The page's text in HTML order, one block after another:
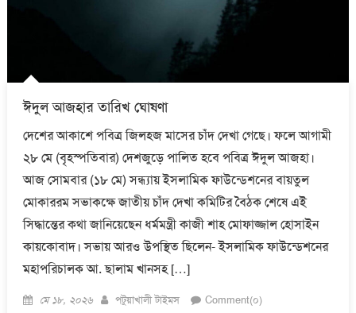
ঈদুল আজহার তারিখ ঘোষণা
দেশের আকাশে পবিত্র জিলহজ মাসের চাঁদ দেখা গেছে। ফলে আগামী
২৮ মে (বৃহস্পতিবার) দেশজুড়ে পালিত হবে পবিত্র ঈদুল আজহা।
আজ সোমবার (১৮ মে) সন্ধ্যায় ইসলামিক ফাউন্ডেশনের বায়তুল
মোকাররম সভাকক্ষে জাতীয় চাঁদ দেখা কমিটির বৈঠক শেষে এই
সিদ্ধান্তের কথা জানিয়েছেন ধর্মমন্ত্রী কাজী শাহ মোফাজ্জাল হোসাইন
কায়কোবাদ। সভায় আরও উপস্থিত ছিলেন- ইসলামিক ফাউন্ডেশনের
মহাপরিচালক আ. ছালাম খানসহ […]
Posted
মে ১৮, ২০২৬ Author
পটুয়াখালী টাইমস Comment(০)